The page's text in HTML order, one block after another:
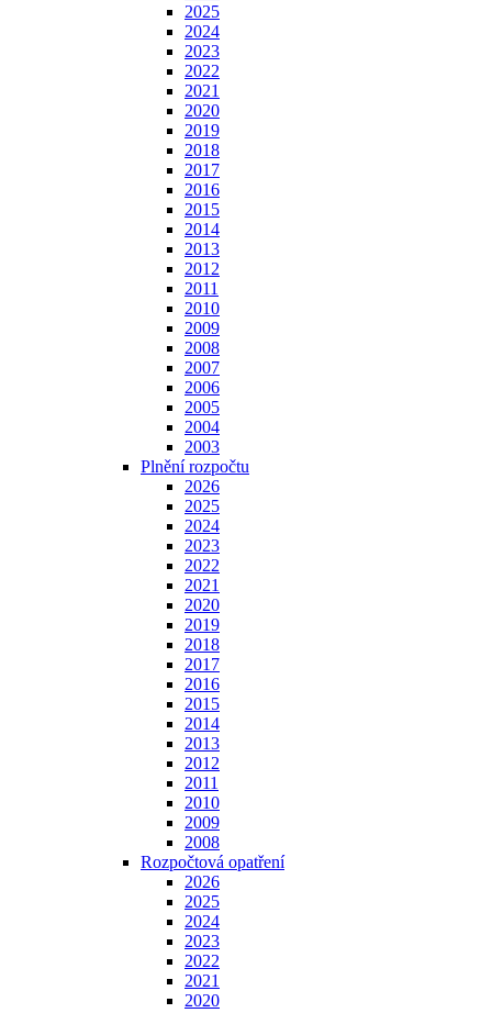
2025
2024
2023
2022
2021
2020
2019
2018
2017
2016
2015
2014
2013
2012
2011
2010
2009
2008
2007
2006
2005
2004
2003
Plnění rozpočtu
2026
2025
2024
2023
2022
2021
2020
2019
2018
2017
2016
2015
2014
2013
2012
2011
2010
2009
2008
Rozpočtová opatření
2026
2025
2024
2023
2022
2021
2020